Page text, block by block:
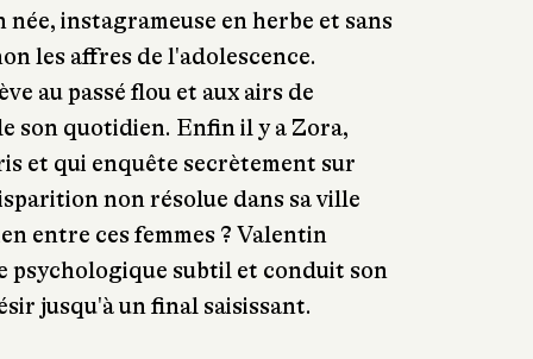
instagrameuse en herbe et sans
les affres de l'adolescence.
au passé flou et aux airs de
son quotidien. Enfin il y a Zora,
et qui enquête secrètement sur
non résolue dans sa ville
entre ces femmes ? Valentin
psychologique subtil et conduit son
jusqu'à un final saisissant.